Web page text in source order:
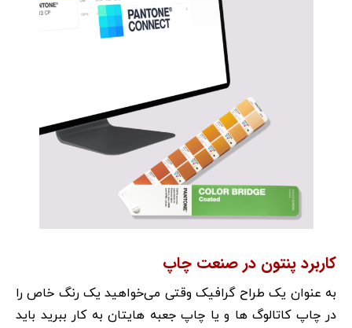
کاربرد پنتون در صنعت چاپ
به عنوان یک طراح گرافیک وقتی می‌خواهید یک رنگ خاص را
در چاپ کاتالوگ ها و یا چاپ جعبه هایتان به کار ببرید باید